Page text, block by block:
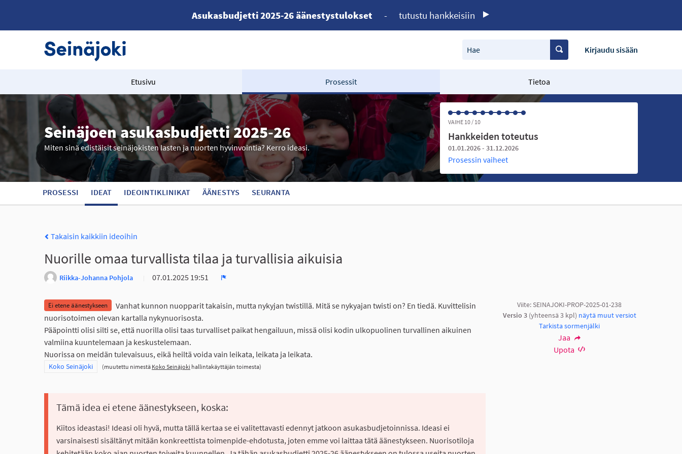
Asukasbudjetti 2025-26 äänestystulokset - tutustu hankkeisiin
Hae Kirjaudu sisään
Etusivu Prosessit Tietoa
Seinäjoen asukasbudjetti 2025-26
Miten sinä edistäisit seinäjokisten lasten ja nuorten hyvinvointia? Kerro ideasi.
VAIHE 10 / 10
Hankkeiden toteutus
01.01.2026 - 31.12.2026
Prosessin vaiheet
PROSESSI IDEAT IDEOINTIKLINIKAT ÄÄNESTYS SEURANTA
Takaisin kaikkiin ideoihin
Nuorille omaa turvallista tilaa ja turvallisia aikuisia
Riikka-Johanna Pohjola
07.01.2025 19:51
Ei etene äänestykseen
Vanhat kunnon nuopparit takaisin, mutta nykyjan twistillä. Mitä se nykyajan twisti on? En tiedä. Kuvittelisin
nuorisotoimen olevan kartalla nykynuorisosta.
Pääpointti olisi silti se, että nuorilla olisi taas turvalliset paikat hengailuun, missä olisi kodin ulkopuolinen turvallinen aikuinen
valmiina kuuntelemaan ja keskustelemaan.
Nuorissa on meidän tulevaisuus, eikä heiltä voida vain leikata, leikata ja leikata.
Rajaa tulokset teeman mukaan: Koko Seinäjoki
Koko Seinäjoki (muutettu nimestä Koko Seinäjoki hallintakäyttäjän toimesta)
Tämä idea ei etene äänestykseen, koska:
Kiitos ideastasi! Ideasi oli hyvä, mutta tällä kertaa se ei valitettavasti edennyt jatkoon asukasbudjetoinnissa. Ideasi ei
varsinaisesti sisältänyt mitään konkreettista toimenpide-ehdotusta, joten emme voi laittaa tätä äänestykseen. Nuorisotiloja
Viite: SEINAJOKI-PROP-2025-01-238
Versio 3(yhteensä 3 kpl) näytä muut versiot
Tarkista sormenjälki
Jaa
Upota